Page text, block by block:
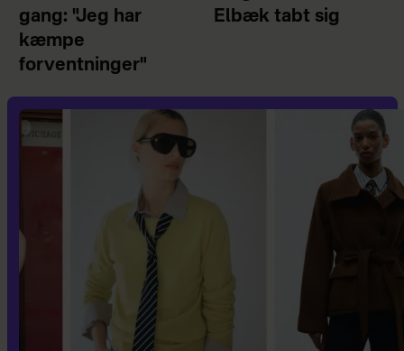
gang: "Jeg har
kæmpe
forventninger"
Elbæk tabt sig